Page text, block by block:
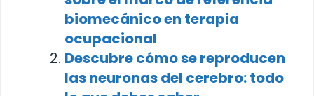
biomecánico en terapia
ocupacional
Descubre cómo se reproducen
las neuronas del cerebro: todo